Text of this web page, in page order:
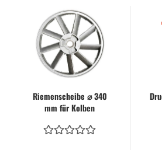
Riemenscheibe ⌀ 340
mm für Kolben
RT3200/RT4120